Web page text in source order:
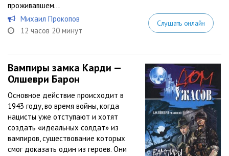
проживавшем...
Михаил Прокопов
12 часов 20 минут
Слушать онлайн
Вампиры замка Карди —
Олшеври Барон
Основное действие происходит в
1943 году, во время войны, когда
нацисты уже отступают и хотят
создать «идеальных солдат» из
вампиров, существование которых
смог доказать один из героев. Они